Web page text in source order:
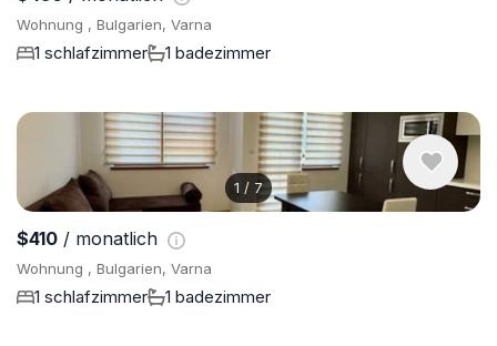
Wohnung , Bulgarien, Varna
1 schlafzimmer 1 badezimmer
1 / 7
$410 / monatlich
Wohnung , Bulgarien, Varna
1 schlafzimmer 1 badezimmer